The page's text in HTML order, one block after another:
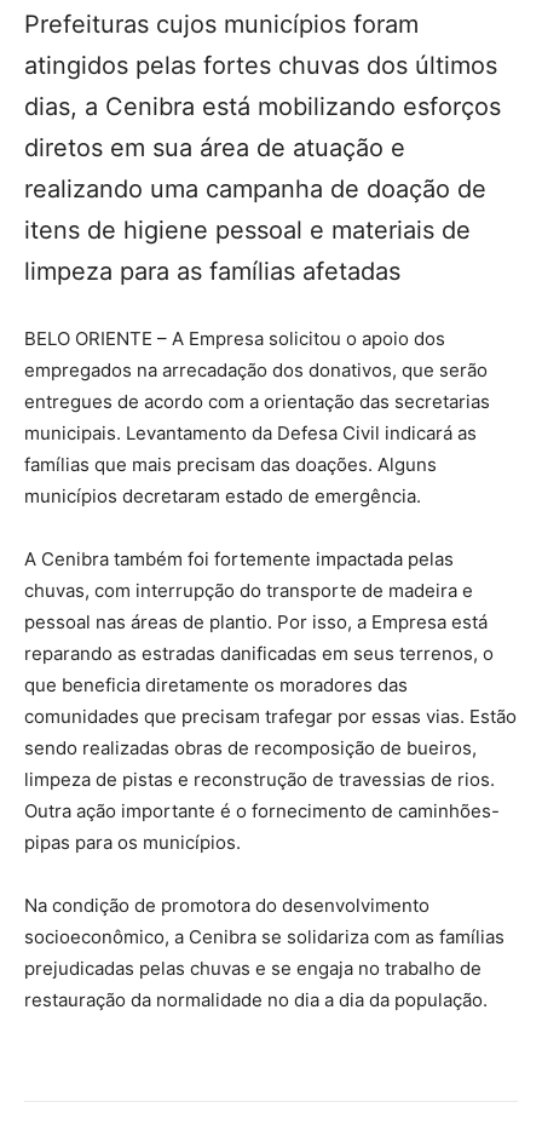
Prefeituras cujos municípios foram
atingidos pelas fortes chuvas dos últimos
dias, a Cenibra está mobilizando esforços
diretos em sua área de atuação e
realizando uma campanha de doação de
itens de higiene pessoal e materiais de
limpeza para as famílias afetadas
BELO ORIENTE – A Empresa solicitou o apoio dos
empregados na arrecadação dos donativos, que serão
entregues de acordo com a orientação das secretarias
municipais. Levantamento da Defesa Civil indicará as
famílias que mais precisam das doações. Alguns
municípios decretaram estado de emergência.
A Cenibra também foi fortemente impactada pelas
chuvas, com interrupção do transporte de madeira e
pessoal nas áreas de plantio. Por isso, a Empresa está
reparando as estradas danificadas em seus terrenos, o
que beneficia diretamente os moradores das
comunidades que precisam trafegar por essas vias. Estão
sendo realizadas obras de recomposição de bueiros,
limpeza de pistas e reconstrução de travessias de rios.
Outra ação importante é o fornecimento de caminhões-
pipas para os municípios.
Na condição de promotora do desenvolvimento
socioeconômico, a Cenibra se solidariza com as famílias
prejudicadas pelas chuvas e se engaja no trabalho de
restauração da normalidade no dia a dia da população.